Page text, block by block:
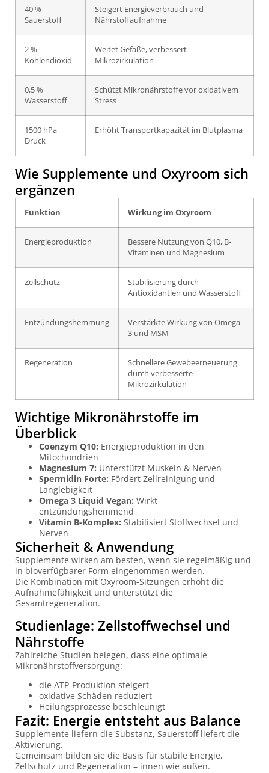
40 %
Sauerstoff
Steigert Energieverbrauch und
Nährstoffaufnahme
2 %
Kohlendioxid
Weitet Gefäße, verbessert
Mikrozirkulation
0,5 %
Wasserstoff
Schützt Mikronährstoffe vor oxidativem
Stress
1500 hPa
Druck
Erhöht Transportkapazität im Blutplasma
Wie Supplemente und Oxyroom sich
ergänzen
Funktion Wirkung im Oxyroom
Energieproduktion
Bessere Nutzung von Q10, B-
Vitaminen und Magnesium
Zellschutz
Stabilisierung durch
Antioxidantien und Wasserstoff
Entzündungshemmung
Verstärkte Wirkung von Omega-
3 und MSM
Regeneration
Schnellere Gewebeerneuerung
durch verbesserte
Mikrozirkulation
Wichtige Mikronährstoffe im
Überblick
Coenzym Q10: Energieproduktion in den
Mitochondrien
Magnesium 7: Unterstützt Muskeln & Nerven
Spermidin Forte: Fördert Zellreinigung und
Langlebigkeit
Omega 3 Liquid Vegan: Wirkt
entzündungshemmend
Vitamin B-Komplex: Stabilisiert Stoffwechsel und
Nerven
Sicherheit & Anwendung
Supplemente wirken am besten, wenn sie regelmäßig und
in bioverfügbarer Form eingenommen werden.
Die Kombination mit Oxyroom-Sitzungen erhöht die
Aufnahmefähigkeit und unterstützt die
Gesamtregeneration.
Studienlage: Zellstoffwechsel und
Nährstoffe
Zahlreiche Studien belegen, dass eine optimale
Mikronährstoffversorgung:
die ATP-Produktion steigert
oxidative Schäden reduziert
Heilungsprozesse beschleunigt
Fazit: Energie entsteht aus Balance
Supplemente liefern die Substanz, Sauerstoff liefert die
Aktivierung.
Gemeinsam bilden sie die Basis für stabile Energie,
Zellschutz und Regeneration – innen wie außen.